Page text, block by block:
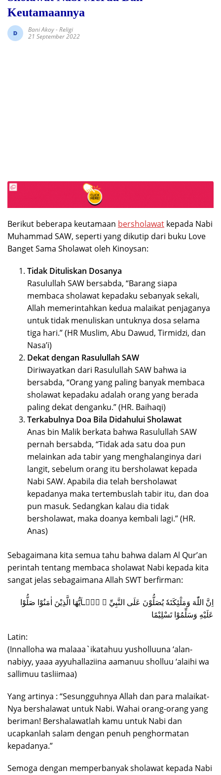
Keutamaannya
Bani Akoy-Religi
21 September 2022
Berikut beberapa keutamaan bersholawat kepada Nabi
Muhammad SAW, seperti yang dikutip dari buku Love
Banget Sama Sholawat oleh Kinoysan:
Tidak Dituliskan Dosanya
Rasulullah SAW bersabda, “Barang siapa
membaca sholawat kepadaku sebanyak sekali,
Allah memerintahkan kedua malaikat penjaganya
untuk tidak menuliskan untuknya dosa selama
tiga hari.” (HR Muslim, Abu Dawud, Tirmidzi, dan
Nasa’i)
Dekat dengan Rasulullah SAW
Diriwayatkan dari Rasulullah SAW bahwa ia
bersabda, “Orang yang paling banyak membaca
sholawat kepadaku adalah orang yang berada
paling dekat denganku.” (HR. Baihaqi)
Terkabulnya Doa Bila Didahului Sholawat
Anas bin Malik berkata bahwa Rasulullah SAW
pernah bersabda, “Tidak ada satu doa pun
melainkan ada tabir yang menghalanginya dari
langit, sebelum orang itu bersholawat kepada
Nabi SAW. Apabila dia telah bersholawat
kepadanya maka tertembuslah tabir itu, dan doa
pun masuk. Sedangkan kalau dia tidak
bersholawat, maka doanya kembali lagi.” (HR.
Anas)
Sebagaimana kita semua tahu bahwa dalam Al Qur’an
perintah tentang membaca sholawat Nabi kepada kita
sangat jelas sebagaimana Allah SWT berfirman:
اِنَّ اللّٰهَ وَمَلٰٓئِكَتَهٗ يُصَلُّوْنَ عَلَى النَّبِيِّ ۗ يٰۤـاَيُّهَا الَّذِيْنَ اٰمَنُوْا صَلُّوْا
عَلَيْهِ وَسَلِّمُوْا تَسْلِيْمًا
Latin:
(Innalloha wa malaaa`ikatahuu yusholluuna ‘alan-
nabiyy, yaaa ayyuhallaziina aamanuu sholluu ‘alaihi wa
sallimuu tasliimaa)
Yang artinya : “Sesungguhnya Allah dan para malaikat-
Nya bershalawat untuk Nabi. Wahai orang-orang yang
beriman! Bershalawatlah kamu untuk Nabi dan
ucapkanlah salam dengan penuh penghormatan
kepadanya.”
Semoga dengan memperbanyak sholawat kepada Nabi